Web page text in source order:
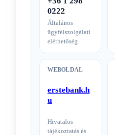
0222
Általános
ügyfélszolgálati
elérhetőség
WEBOLDAL
erstebank.h
u
Hivatalos
tájékoztatás és